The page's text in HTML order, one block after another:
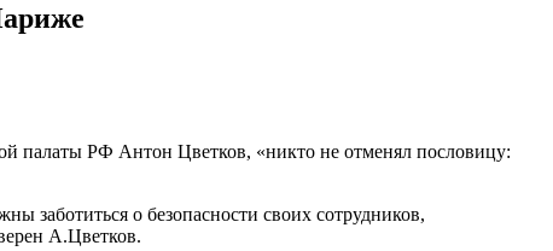
палаты РФ Антон Цветков, «никто не отменял пословицу:
заботиться о безопасности своих сотрудников,
А.Цветков.